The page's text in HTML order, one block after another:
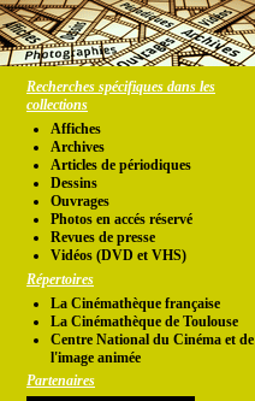
Recherches spécifiques dans les
collections
Affiches
Archives
Articles de périodiques
Dessins
Ouvrages
Photos en accés réservé
Revues de presse
Vidéos (DVD et VHS)
Répertoires
La Cinémathèque française
La Cinémathèque de Toulouse
Centre National du Cinéma et de
l'image animée
Partenaires